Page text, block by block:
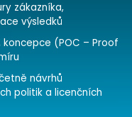
zákazníka,
výsledků
(POC – Proof
návrhů
politik a licenčních